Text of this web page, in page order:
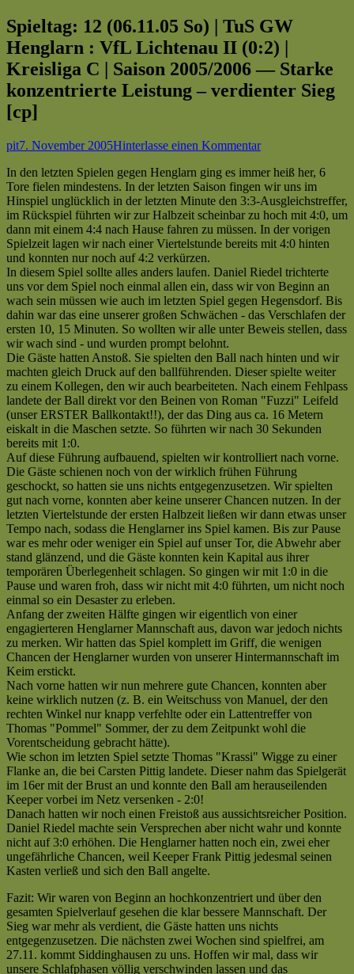
Spieltag: 12 (06.11.05 So) | TuS GW
Henglarn : VfL Lichtenau II (0:2) |
Kreisliga C | Saison 2005/2006 — Starke
konzentrierte Leistung – verdienter Sieg
[cp]
Autor
pitVeröffentlicht
7. November 2005Hinterlasse einen Kommentarzu
12
(06.11.05 So)
|
TuS
GW
Henglarn
VfL
Lichtenau
II
(0:2)
|
C
|
Saison
2005/2006
—
Starke
Leistung
–
verdienter
Sieg
[cp]
In den letzten Spielen gegen Henglarn ging es immer heiß her, 6
Tore fielen mindestens. In der letzten Saison fingen wir uns im
Hinspiel unglücklich in der letzten Minute den 3:3-Ausgleichstreffer,
im Rückspiel führten wir zur Halbzeit scheinbar zu hoch mit 4:0, um
dann mit einem 4:4 nach Hause fahren zu müssen. In der vorigen
Spielzeit lagen wir nach einer Viertelstunde bereits mit 4:0 hinten
und konnten nur noch auf 4:2 verkürzen.
In diesem Spiel sollte alles anders laufen. Daniel Riedel trichterte
uns vor dem Spiel noch einmal allen ein, dass wir von Beginn an
wach sein müssen wie auch im letzten Spiel gegen Hegensdorf. Bis
dahin war das eine unserer großen Schwächen - das Verschlafen der
ersten 10, 15 Minuten. So wollten wir alle unter Beweis stellen, dass
wir wach sind - und wurden prompt belohnt.
Die Gäste hatten Anstoß. Sie spielten den Ball nach hinten und wir
machten gleich Druck auf den ballführenden. Dieser spielte weiter
zu einem Kollegen, den wir auch bearbeiteten. Nach einem Fehlpass
landete der Ball direkt vor den Beinen von Roman "Fuzzi" Leifeld
(unser ERSTER Ballkontakt!!), der das Ding aus ca. 16 Metern
eiskalt in die Maschen setzte. So führten wir nach 30 Sekunden
bereits mit 1:0.
Auf diese Führung aufbauend, spielten wir kontrolliert nach vorne.
Die Gäste schienen noch von der wirklich frühen Führung
geschockt, so hatten sie uns nichts entgegenzusetzen. Wir spielten
gut nach vorne, konnten aber keine unserer Chancen nutzen. In der
letzten Viertelstunde der ersten Halbzeit ließen wir dann etwas unser
Tempo nach, sodass die Henglarner ins Spiel kamen. Bis zur Pause
war es mehr oder weniger ein Spiel auf unser Tor, die Abwehr aber
stand glänzend, und die Gäste konnten kein Kapital aus ihrer
temporären Überlegenheit schlagen. So gingen wir mit 1:0 in die
Pause und waren froh, dass wir nicht mit 4:0 führten, um nicht noch
einmal so ein Desaster zu erleben.
Anfang der zweiten Hälfte gingen wir eigentlich von einer
engagierteren Henglarner Mannschaft aus, davon war jedoch nichts
zu merken. Wir hatten das Spiel komplett im Griff, die wenigen
Chancen der Henglarner wurden von unserer Hintermannschaft im
Keim erstickt.
Nach vorne hatten wir nun mehrere gute Chancen, konnten aber
keine wirklich nutzen (z. B. ein Weitschuss von Manuel, der den
rechten Winkel nur knapp verfehlte oder ein Lattentreffer von
Thomas "Pommel" Sommer, der zu dem Zeitpunkt wohl die
Vorentscheidung gebracht hätte).
Wie schon im letzten Spiel setzte Thomas "Krassi" Wigge zu einer
Flanke an, die bei Carsten Pittig landete. Dieser nahm das Spielgerät
im 16er mit der Brust an und konnte den Ball am herauseilenden
Keeper vorbei im Netz versenken - 2:0!
Danach hatten wir noch einen Freistoß aus aussichtsreicher Position.
Daniel Riedel machte sein Versprechen aber nicht wahr und konnte
nicht auf 3:0 erhöhen. Die Henglarner hatten noch ein, zwei eher
ungefährliche Chancen, weil Keeper Frank Pittig jedesmal seinen
Kasten verließ und sich den Ball angelte.
Fazit: Wir waren von Beginn an hochkonzentriert und über den
gesamten Spielverlauf gesehen die klar bessere Mannschaft. Der
Sieg war mehr als verdient, die Gäste hatten uns nichts
entgegenzusetzen. Die nächsten zwei Wochen sind spielfrei, am
27.11. kommt Siddinghausen zu uns. Hoffen wir mal, dass wir
unsere Schlafphasen völlig verschwinden lassen und das